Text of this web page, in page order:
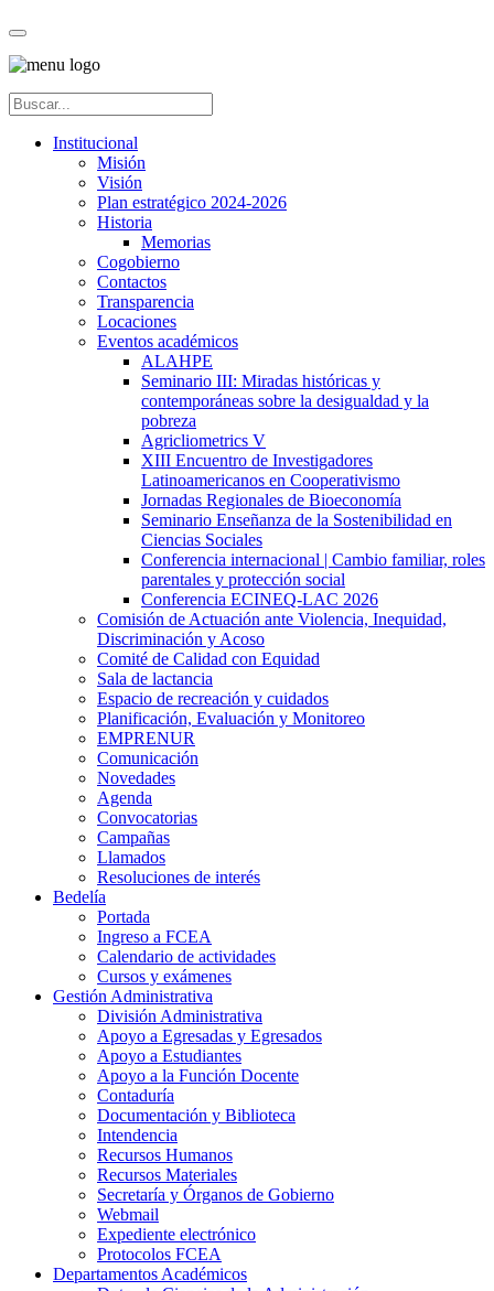
Institucional
Misión
Visión
Plan estratégico 2024-2026
Historia
Memorias
Cogobierno
Contactos
Transparencia
Locaciones
Eventos académicos
ALAHPE
Seminario III: Miradas históricas y
contemporáneas sobre la desigualdad y la
pobreza
Agricliometrics V
XIII Encuentro de Investigadores
Latinoamericanos en Cooperativismo
Jornadas Regionales de Bioeconomía
Seminario Enseñanza de la Sostenibilidad en
Ciencias Sociales
Conferencia internacional | Cambio familiar, roles
parentales y protección social
Conferencia ECINEQ-LAC 2026
Comisión de Actuación ante Violencia, Inequidad,
Discriminación y Acoso
Comité de Calidad con Equidad
Sala de lactancia
Espacio de recreación y cuidados
Planificación, Evaluación y Monitoreo
EMPRENUR
Comunicación
Novedades
Agenda
Convocatorias
Campañas
Llamados
Resoluciones de interés
Bedelía
Portada
Ingreso a FCEA
Calendario de actividades
Cursos y exámenes
Gestión Administrativa
División Administrativa
Apoyo a Egresadas y Egresados
Apoyo a Estudiantes
Apoyo a la Función Docente
Contaduría
Documentación y Biblioteca
Intendencia
Recursos Humanos
Recursos Materiales
Secretaría y Órganos de Gobierno
Webmail
Expediente electrónico
Protocolos FCEA
Departamentos Académicos